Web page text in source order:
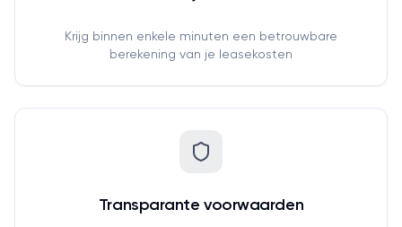
Krijg binnen enkele minuten een betrouwbare
berekening van je leasekosten
Transparante voorwaarden